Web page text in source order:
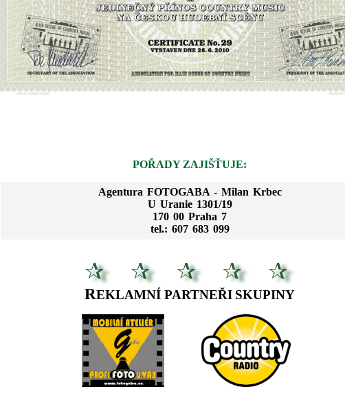
POŘADY ZAJIŠŤUJE:
Agentura FOTOGABA - Milan Krbec
U Uranie 1301/19
170 00 Praha 7
tel.: 607 683 099
REKLAMNÍ PARTNEŘI SKUPINY